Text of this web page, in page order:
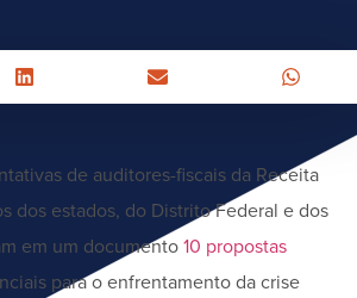
de auditores-fiscais da Receita
dos estados, do Distrito Federal e dos
em um documento 10 propostas
para o enfrentamento da crise